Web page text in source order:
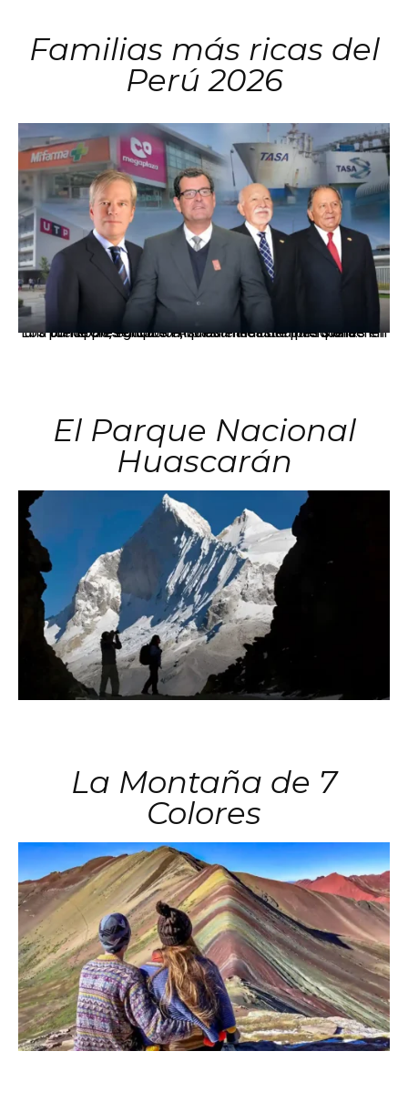
Familias más ricas del
Perú 2026
Los principales grupos empresariales del país mantienen una fuerte presencia en Áncash mediante inversiones en comercio, educación, salud e industria pesquera.
El Parque Nacional
Huascarán
La Montaña de 7
Colores